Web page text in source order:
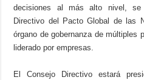
decisiones al más alto nivel, se
Directivo del Pacto Global de las
órgano de gobernanza de múltiples
liderado por empresas.
El Consejo Directivo estará